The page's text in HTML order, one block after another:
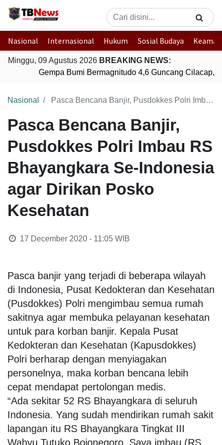
Nasional Internasional Hukum Sosial Budaya
Minggu, 09 Agustus 2026 BREAKING NEWS:
Gempa Bumi Bermagnitudo 4,6 Guncang Cilacap,
Nasional Pasca Bencana Banjir, Pusdokkes Polri Imbau RS Bhayangkara Se-Indonesia agar Dirikan Posko Kesehatan
Pasca Bencana Banjir,
Pusdokkes Polri Imbau RS
Bhayangkara Se-Indonesia
agar Dirikan Posko
Kesehatan
17 December 2020 - 11:05WIB
Pasca banjir yang terjadi di beberapa wilayah
di Indonesia, Pusat Kedokteran dan Kesehatan
(Pusdokkes) Polri mengimbau semua rumah
sakitnya agar membuka pelayanan kesehatan
untuk para korban banjir. Kepala Pusat
Kedokteran dan Kesehatan (Kapusdokkes)
Polri berharap dengan menyiagakan
personelnya, maka korban bencana lebih
cepat mendapat pertolongan medis.
“Ada sekitar 52 RS Bhayangkara di seluruh
Indonesia. Yang sudah mendirikan rumah sakit
lapangan itu RS Bhayangkara Tingkat III
Wahyu Tutuko Bojonegoro. Saya imbau (RS